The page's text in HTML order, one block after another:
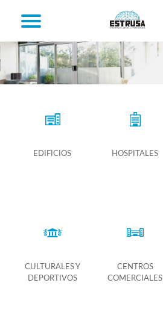
EDIFICIOS HOSPITALES
CULTURALES Y
DEPORTIVOS
CENTROS
COMERCIALES